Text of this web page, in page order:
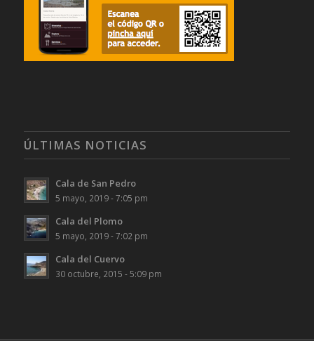
ÚLTIMAS NOTICIAS
Cala de San Pedro
5 mayo, 2019 - 7:05 pm
Cala del Plomo
5 mayo, 2019 - 7:02 pm
Cala del Cuervo
30 octubre, 2015 - 5:09 pm